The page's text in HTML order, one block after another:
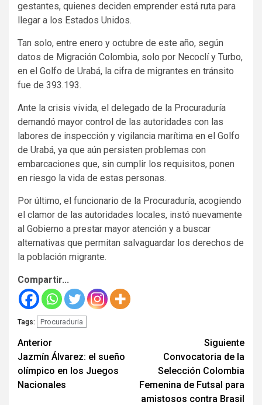
gestantes, quienes deciden emprender está ruta para
llegar a los Estados Unidos.
Tan solo, entre enero y octubre de este año, según
datos de Migración Colombia, solo por Necoclí y Turbo,
en el Golfo de Urabá, la cifra de migrantes en tránsito
fue de 393.193.
Ante la crisis vivida, el delegado de la Procuraduría
demandó mayor control de las autoridades con las
labores de inspección y vigilancia marítima en el Golfo
de Urabá, ya que aún persisten problemas con
embarcaciones que, sin cumplir los requisitos, ponen
en riesgo la vida de estas personas.
Por último, el funcionario de la Procuraduría, acogiendo
el clamor de las autoridades locales, instó nuevamente
al Gobierno a prestar mayor atención y a buscar
alternativas que permitan salvaguardar los derechos de
la población migrante.
Compartir...
Tags: Procuraduria
Seguir
leyendo
Anterior
Jazmín Álvarez: el sueño
olímpico en los Juegos
Nacionales
Siguiente
Convocatoria de la
Selección Colombia
Femenina de Futsal para
amistosos contra Brasil